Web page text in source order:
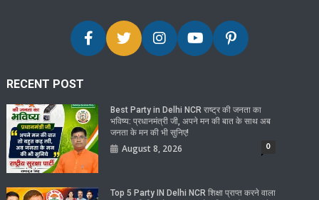
RECENT POST
Best Party in Delhi NCR राष्ट्र की जनता का
भविष्य: प्रधानमंत्री जी, अपने मन की बात के साथ अब
जनता के मन की भी सुनिए!
August 8, 2026 0
Top 5 Party IN Delhi NCR शिक्षा प्राप्त करने वाला